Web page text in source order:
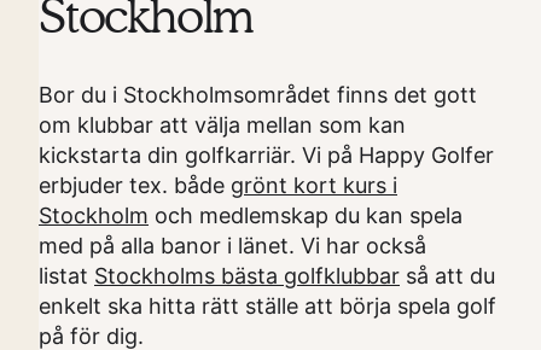
Stockholm
Bor du i Stockholmsområdet finns det gott
om klubbar att välja mellan som kan
kickstarta din golfkarriär. Vi på Happy Golfer
erbjuder tex. både grönt kort kurs i
Stockholm och medlemskap du kan spela
med på alla banor i länet. Vi har också
listat Stockholms bästa golfklubbar så att du
enkelt ska hitta rätt ställe att börja spela golf
på för dig.